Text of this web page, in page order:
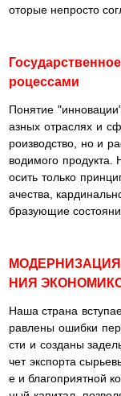
оторые непросто
роцессами
Понятие
азных отраслях и
роизводство, но и
водимого продукта.
осить только
ачества,
бразующие
НИЯ
Наша страна
равлены ошибки
сти и созданы
чет экспорта
е и благоприятной